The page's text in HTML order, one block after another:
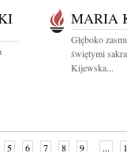
MARIA
Głęboko
świętymi
Kijewska...
5 6 7 8 9 ...